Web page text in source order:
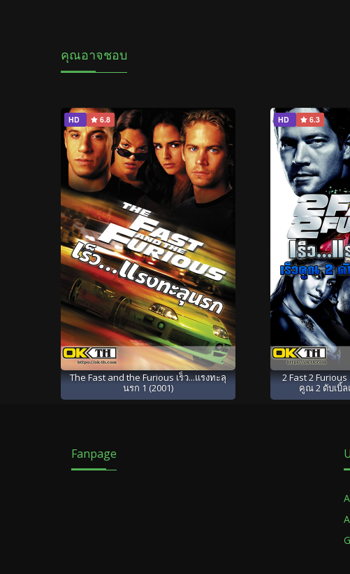
คุณอาจชอบ
HD 6.8
The Fast and the Furious เร็ว...แรงทะลุ
นรก 1 (2001)
HD 6.3
2 Fast 2 Furious
คูณ 2 ดับเบิ้ล
Fanpage